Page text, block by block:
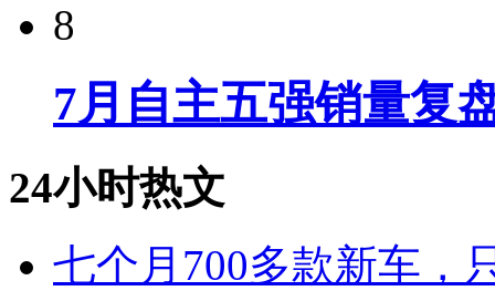
8
7月自主五强销量复
24小时热文
七个月700多款新车，